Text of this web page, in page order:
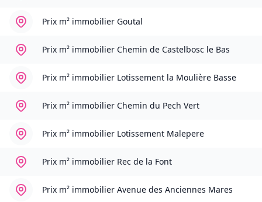
Prix m² immobilier Goutal
Prix m² immobilier Chemin de Castelbosc le Bas
Prix m² immobilier Lotissement la Moulière Basse
Prix m² immobilier Chemin du Pech Vert
Prix m² immobilier Lotissement Malepere
Prix m² immobilier Rec de la Font
Prix m² immobilier Avenue des Anciennes Mares